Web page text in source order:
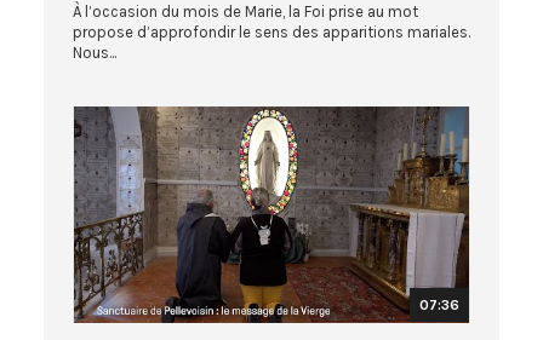
À l’occasion du mois de Marie, la Foi prise au mot
propose d’approfondir le sens des apparitions mariales.
Nous...
07:36